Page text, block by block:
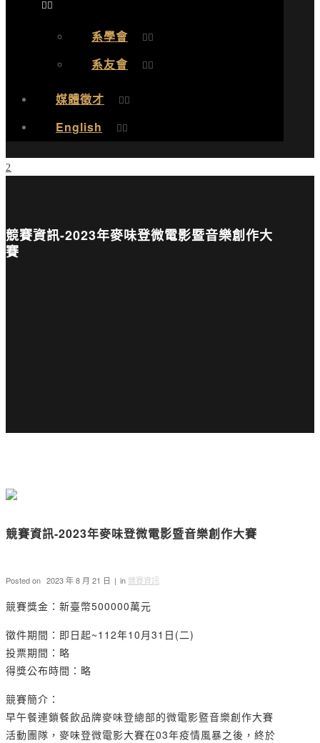
系學會
系友會
媒體徵才
English
競賽資訊-2023年麥味登微電影暨音樂創作大
賽
競賽資訊-2023年麥味登微電影暨音樂創作大賽
Posted on 2023 年 8 月 21 日 in 競賽資訊
競賽獎金：新臺幣500000萬元
徵件期間：即日起~112年10月31日(二)
投票期間：略
得獎公布時間：略
競賽簡介：
早午餐連鎖餐飲品牌麥味登總部的微電影暨音樂創作大賽
活動團隊，麥味登微電影大賽在03年疫情風暴之後，終於